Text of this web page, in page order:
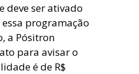
deve ser ativado
essa programação
a Pósitron
para avisar o
é de R$